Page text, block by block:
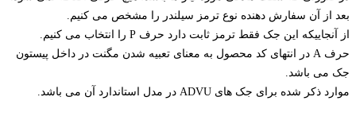
بعد از آن سفارش دهنده نوع ترمز سیلندر را مشخص می کنیم.
از آنجاییکه این جک فقط ترمز ثابت دارد حرف P را انتخاب می کنیم.
حرف A در انتهای کد محصول به معنای تعبیه شدن مگنت در داخل پیستون
جک می باشد.
موارد ذکر شده برای جک های ADVU در مدل استاندارد آن می باشد.